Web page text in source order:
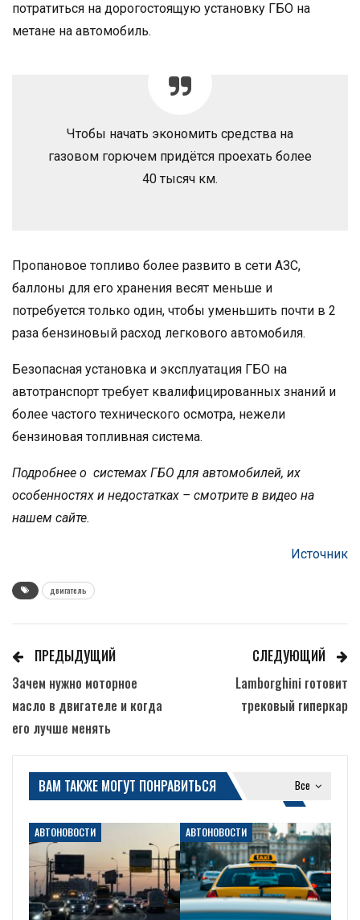
потратиться на дорогостоящую установку ГБО на
метане на автомобиль.
Чтобы начать экономить средства на
газовом горючем придётся проехать более
40 тысяч км.
Пропановое топливо более развито в сети АЗС,
баллоны для его хранения весят меньше и
потребуется только один, чтобы уменьшить почти в 2
раза бензиновый расход легкового автомобиля.
Безопасная установка и эксплуатация ГБО на
автотранспорт требует квалифицированных знаний и
более частого технического осмотра, нежели
бензиновая топливная система.
Подробнее о системах ГБО для автомобилей, их
особенностях и недостатках – смотрите в видео на
нашем сайте.
Источник
двигатель
ПРЕДЫДУЩИЙ
Зачем нужно моторное
масло в двигателе и когда
его лучше менять
СЛЕДУЮЩИЙ
Lamborghini готовит
трековый гиперкар
Все
ВАМ ТАКЖЕ МОГУТ ПОНРАВИТЬСЯ
АВТОНОВОСТИ АВТОНОВОСТИ